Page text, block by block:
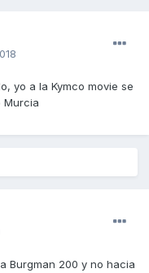
yo a la Kymco movie se
Murcia
Burgman 200 y no hacia